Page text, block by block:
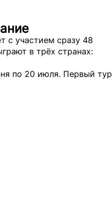
с участием сразу 48
в трёх странах:
по 20 июля. Первый тур